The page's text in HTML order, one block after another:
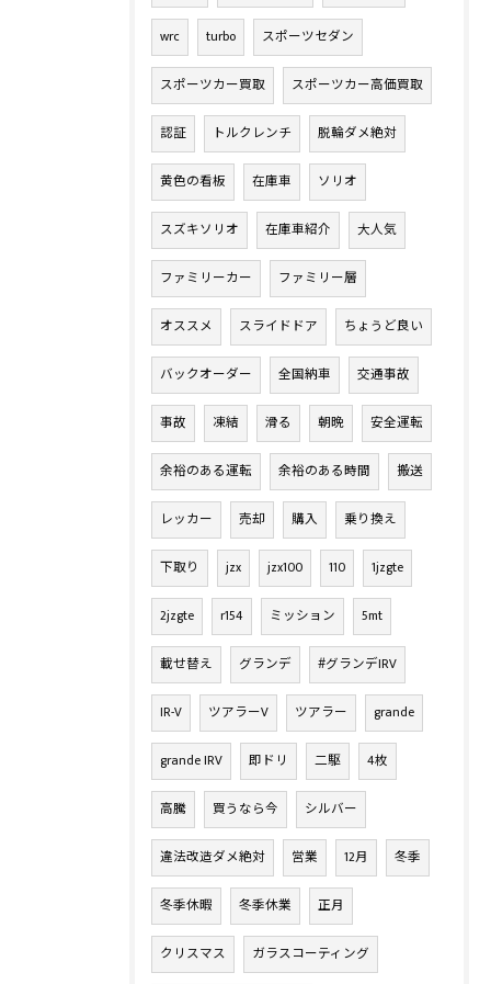
wrc turbo スポーツセダン
スポーツカー買取 スポーツカー高価買取
認証 トルクレンチ 脱輪ダメ絶対
黄色の看板 在庫車 ソリオ
スズキソリオ 在庫車紹介 大人気
ファミリーカー ファミリー層
オススメ スライドドア ちょうど良い
バックオーダー 全国納車 交通事故
事故 凍結 滑る 朝晩 安全運転
余裕のある運転 余裕のある時間 搬送
レッカー 売却 購入 乗り換え
下取り jzx jzx100 110 1jzgte
2jzgte r154 ミッション 5mt
載せ替え グランデ #グランデIRV
IR-V ツアラーV ツアラー grande
grande IRV 即ドリ 二駆 4枚
高騰 買うなら今 シルバー
違法改造ダメ絶対 営業 12月 冬季
冬季休暇 冬季休業 正月
クリスマス ガラスコーティング